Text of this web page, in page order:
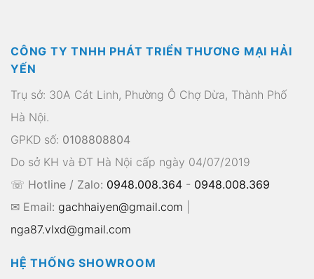
CÔNG TY TNHH PHÁT TRIỂN THƯƠNG MẠI HẢI
YẾN
Trụ sở: 30A Cát Linh, Phường Ô Chợ Dừa, Thành Phố
Hà Nội.
GPKD số: 0108808804
Do sở KH và ĐT Hà Nội cấp ngày 04/07/2019
☏ Hotline / Zalo: 0948.008.364 - 0948.008.369
✉ Email: gachhaiyen@gmail.com
nga87.vlxd@gmail.com
HỆ THỐNG SHOWROOM